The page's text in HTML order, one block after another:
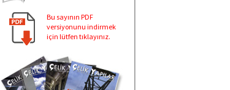
Bu sayının PDF
versiyonunu indirmek
için lütfen tıklayınız.